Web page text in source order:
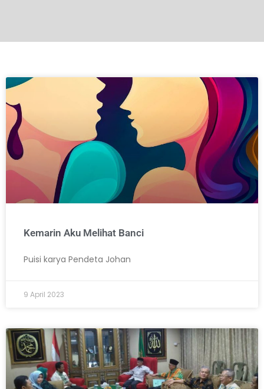
Kemarin Aku Melihat Banci
Puisi karya Pendeta Johan
9 April 2023